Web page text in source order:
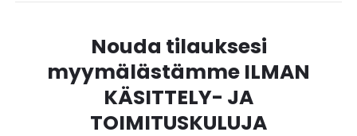
Nouda tilauksesi
myymälästämme ILMAN
KÄSITTELY- JA
TOIMITUSKULUJA